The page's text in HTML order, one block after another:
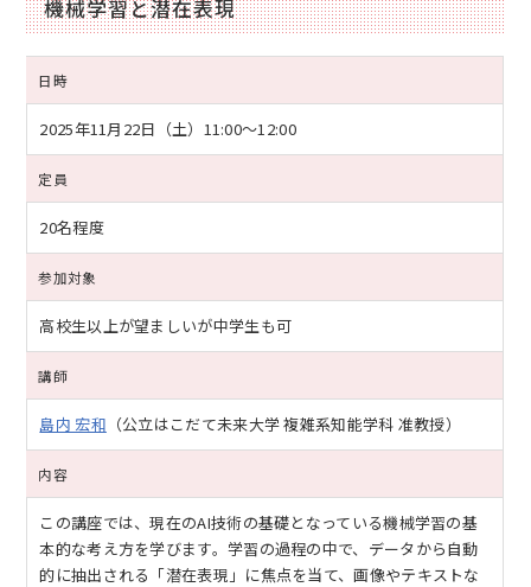
機械学習と潜在表現
日時
2025年11月22日（土） 11:00～12:00
定員
20名程度
参加対象
高校生以上が望ましいが中学生も可
講師
島内 宏和 （公立はこだて未来大学 複雑系知能学科 准教授）
内容
この講座では、現在のAI技術の基礎となっている機械学習の基
本的な考え方を学びます。学習の過程の中で、データから自動
的に抽出される「潜在表現」に焦点を当て、画像やテキストな